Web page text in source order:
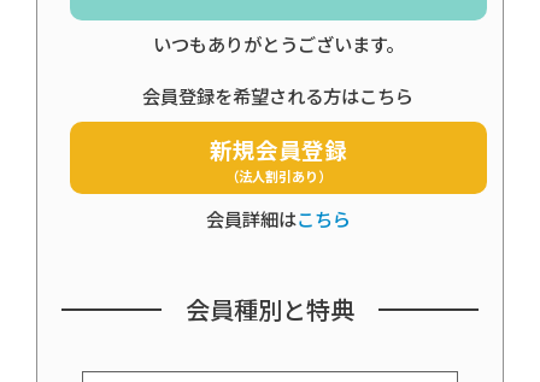
いつもありがとうございます。
会員登録を希望される方はこちら
新規会員登録
（法人割引あり）
会員詳細はこちら
会員種別と特典